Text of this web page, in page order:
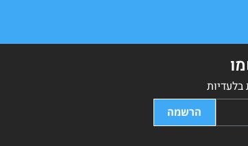
הרשמה